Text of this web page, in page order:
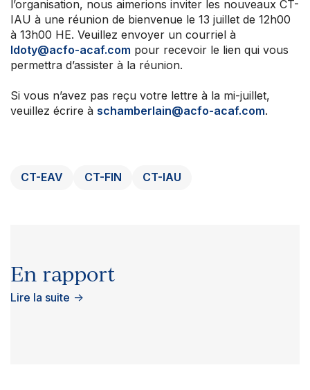
l’organisation, nous aimerions inviter les nouveaux CT-
IAU à une réunion de bienvenue le 13 juillet de 12h00
à 13h00 HE. Veuillez envoyer un courriel à
ldoty@acfo-acaf.com pour recevoir le lien qui vous
permettra d’assister à la réunion.
Si vous n’avez pas reçu votre lettre à la mi-juillet,
veuillez écrire à schamberlain@acfo-acaf.com.
CT-EAV CT-FIN CT-IAU
En rapport
Lire la suite →